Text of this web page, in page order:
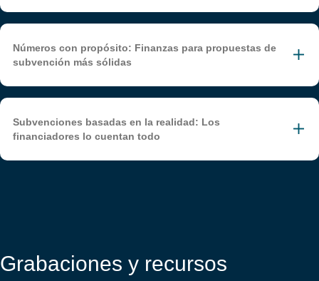
Números con propósito: Finanzas para propuestas de
subvención más sólidas
Subvenciones basadas en la realidad: Los
financiadores lo cuentan todo
Grabaciones y recursos